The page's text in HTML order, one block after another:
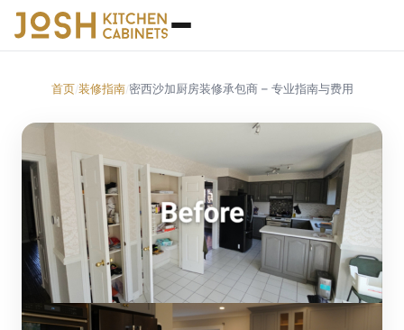
首页/装修指南/ 密西沙加厨房装修承包商 – 专业指南与费用